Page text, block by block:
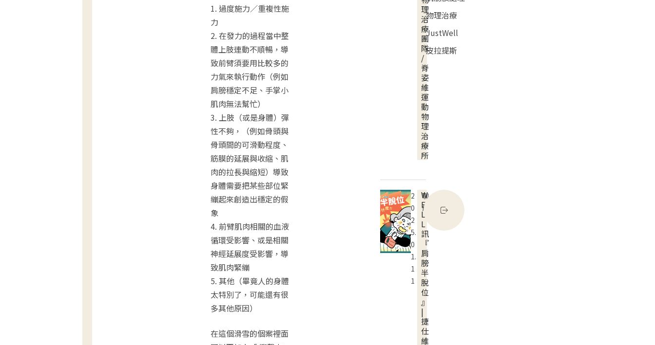
1. 過度施力／重複性施
力
2. 在發力的過程當中整
體上肢連動不順暢，導
致前臂須要用比較多的
力氣來執行動作（例如
肩膀穩定不足、手掌小
肌肉無法幫忙）
3. 上肢（或是身體）彈
性不夠，（例如骨頭與
骨頭間的可滑動程度、
筋膜的延展與收縮、肌
肉的拉長與縮短）導致
身體需要把某些部位緊
繃起來創造出穩定的假
象
4. 前臂肌肉相關的血液
循環受影響、或是相關
神經延展度受影響，導
致肌肉緊繃
5. 其他（畢竟人的身體
太特別了，可能還有很
多其他原因）
在這個滑雪的個案裡面
理
治
療
團
隊
/
脊
姿
維
運
動
物
理
治
療
所
2
0
2
5.
0
1.
1
1
聊
療
W
E
L
L
訊
『
肩
膀
半
脫
位
』
|
捷
仕
維
物理治療
JustWell
皮拉提斯